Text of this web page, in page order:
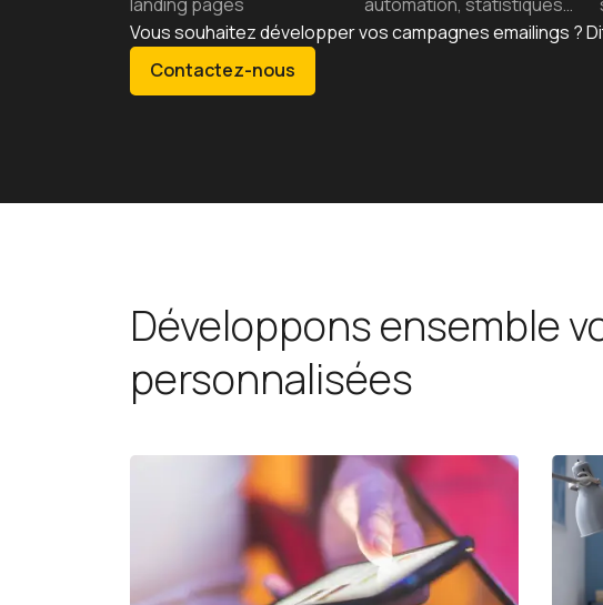
Juridique
Vous souhaitez développer vos campagnes emailings ?
Contactez-nous
Développons ensemble
personnalisées